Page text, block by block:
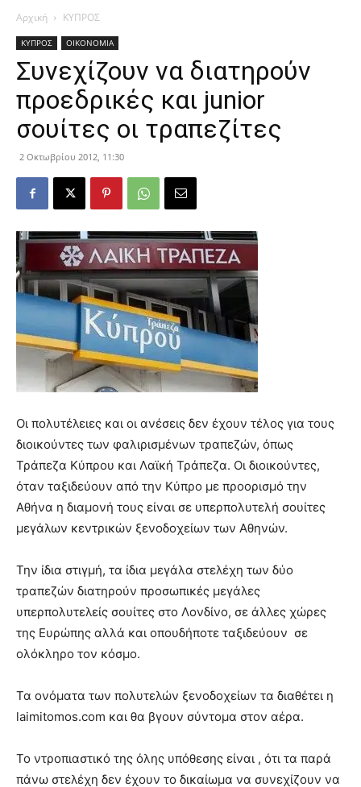
Αρχική ΚΥΠΡΟΣ
ΚΥΠΡΟΣ ΟΙΚΟΝΟΜΙΑ
Συνεχίζουν να διατηρούν
προεδρικές και junior
σουίτες οι τραπεζίτες
2 Οκτωβρίου 2012, 11:30
Οι πολυτέλειες και οι ανέσεις δεν έχουν τέλος για τους
διοικούντες των φαλιρισμένων τραπεζών, όπως
Τράπεζα Κύπρου και Λαϊκή Τράπεζα. Οι διοικούντες,
όταν ταξιδεύουν από την Κύπρο με προορισμό την
Αθήνα η διαμονή τους είναι σε υπερπολυτελή σουίτες
μεγάλων κεντρικών ξενοδοχείων των Αθηνών.
Την ίδια στιγμή, τα ίδια μεγάλα στελέχη των δύο
τραπεζών διατηρούν προσωπικές μεγάλες
υπερπολυτελείς σουίτες στο Λονδίνο, σε άλλες χώρες
της Ευρώπης αλλά και οπουδήποτε ταξιδεύουν σε
ολόκληρο τον κόσμο.
Τα ονόματα των πολυτελών ξενοδοχείων τα διαθέτει η
laimitomos.com και θα βγουν σύντομα στον αέρα.
Το ντροπιαστικό της όλης υπόθεσης είναι , ότι τα παρά
πάνω στελέχη δεν έχουν το δικαίωμα να συνεχίζουν να